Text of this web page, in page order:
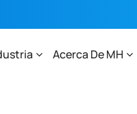
Acerca De MH